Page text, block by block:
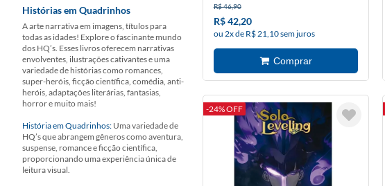
Histórias em Quadrinhos
A arte narrativa em imagens, títulos para
todas as idades! Explore o fascinante mundo
dos HQ’s. Esses livros oferecem narrativas
envolventes, ilustrações cativantes e uma
variedade de histórias como romances,
super-heróis, ficção científica, comédia, anti-
heróis, adaptações literárias, fantasias,
horror e muito mais!
História em Quadrinhos: Uma variedade de
HQ’s que abrangem gêneros como aventura,
suspense, romance e ficção científica,
proporcionando uma experiência única de
leitura visual.
R$ 46,90
R$ 42,20
ou 2x de R$ 21,10 sem juros
-24% OFF